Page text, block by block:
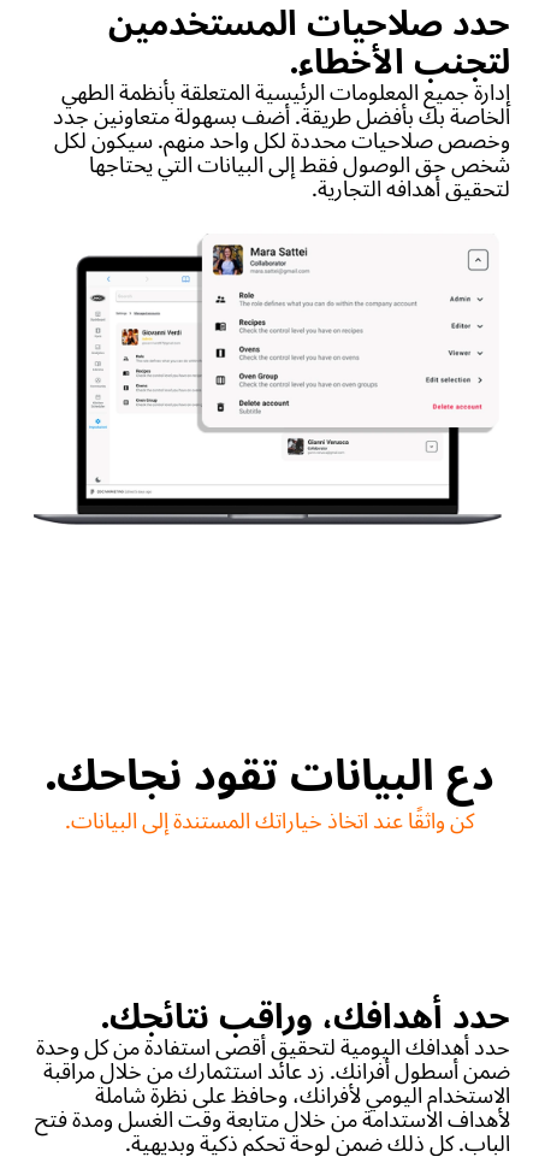
حدد صلاحيات المستخدمين
لتجنب الأخطاء.
إدارة جميع المعلومات الرئيسية المتعلقة بأنظمة الطهي
الخاصة بك بأفضل طريقة. أضف بسهولة متعاونين جدد
وخصص صلاحيات محددة لكل واحد منهم. سيكون لكل
شخص حق الوصول فقط إلى البيانات التي يحتاجها
لتحقيق أهدافه التجارية.
دع البيانات تقود نجاحك.
كن واثقًا عند اتخاذ خياراتك المستندة إلى البيانات.
حدد أهدافك، وراقب نتائجك.
حدد أهدافك اليومية لتحقيق أقصى استفادة من كل وحدة
ضمن أسطول أفرانك. زد عائد استثمارك من خلال مراقبة
الاستخدام اليومي لأفرانك، وحافظ على نظرة شاملة
لأهداف الاستدامة من خلال متابعة وقت الغسل ومدة فتح
الباب. كل ذلك ضمن لوحة تحكم ذكية وبديهية.